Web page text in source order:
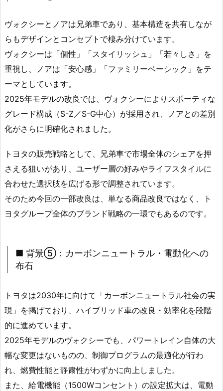
ヴォクシーとノアは兄弟車であり、基本構造を共有しなが
らもデザインとコンセプトで棲み分けています。
ヴォクシーは「個性」「スタイリッシュ」「若々しさ」を
重視し、ノアは「安心感」「ファミリーベーシック」をテ
ーマとしています。
2025年モデルの改良では、ヴォクシーによりスポーティな
グレード構成（S-Z／S-G中心）が採用され、ノアとの差別
化がさらに明確化されました。
トヨタの販売戦略として、兄弟車で市場全体のシェアを押
さえる狙いがあり、ユーザー層の好みやライフスタイルに
合わせた選択肢を広げる形で調整されています。
そのため今回の一部改良は、単なる商品改良ではなく、ト
ヨタグループ全体のブランド戦略の一環でもあるのです。
■ 背景⑤：カーボンニュートラル・電動化への
布石
トヨタは2030年に向けて「カーボンニュートラル社会の実
現」を掲げており、ハイブリッド車の改良・効率化を段階
的に進めています。
2025年モデルのヴォクシーでも、パワートレイン自体の大
幅な変更はないものの、制御プログラムの最適化が行わ
れ、燃費性能と静粛性がわずかに向上しました。
また、給電機能（1500Wコンセント）の設定拡大は、電動